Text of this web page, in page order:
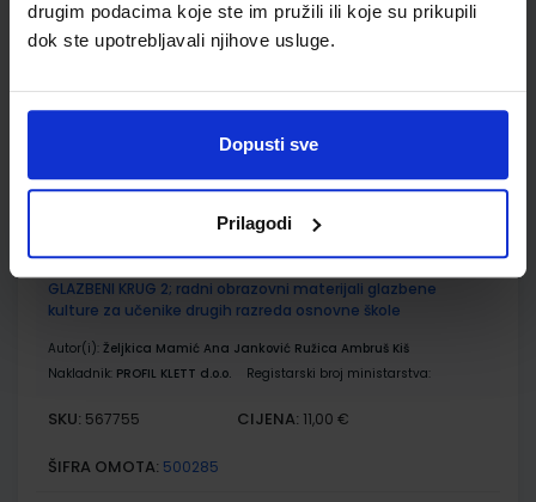
drugim podacima koje ste im pružili ili koje su prikupili
dok ste upotrebljavali njihove usluge.
Dopusti sve
Prilagodi
Autor(i):
Nataša Svoboda Arnautov Sanja Basta
Nakladnik: PROFIL KLETT d.o.o. Registarski broj ministarstva:
SKU:569453 CIJENA:9,00 €
GLAZBENI KRUG 2; radni obrazovni materijali glazbene
kulture za učenike drugih razreda osnovne škole
Autor(i): Željkica Mamić Ana Janković Ružica Ambruš Kiš
Nakladnik: PROFIL KLETT d.o.o. Registarski broj ministarstva:
SKU: 567755 CIJENA: 11,00 €
ŠIFRA OMOTA: 500285